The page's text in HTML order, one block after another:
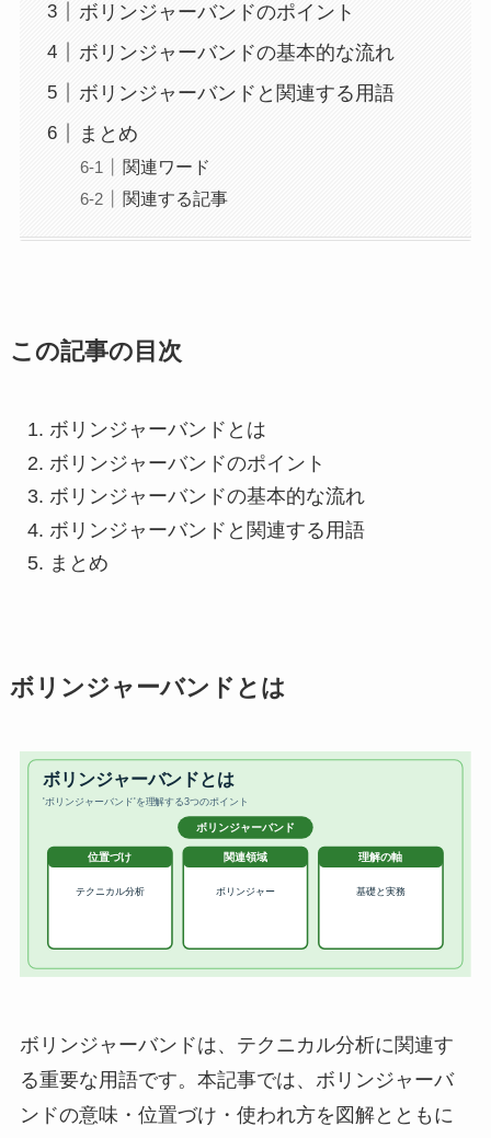
ボリンジャーバンドのポイント
ボリンジャーバンドの基本的な流れ
ボリンジャーバンドと関連する用語
まとめ
関連ワード
関連する記事
この記事の目次
ボリンジャーバンドとは
ボリンジャーバンドのポイント
ボリンジャーバンドの基本的な流れ
ボリンジャーバンドと関連する用語
まとめ
ボリンジャーバンドとは
ボリンジャーバンドは、テクニカル分析に関連す
る重要な用語です。本記事では、ボリンジャーバ
ンドの意味・位置づけ・使われ方を図解とともに